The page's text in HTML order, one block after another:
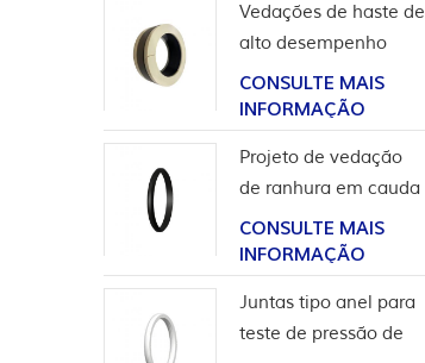
Vedações de haste de
alto desempenho
para aplicação em
hidrogênio
CONSULTE MAIS
INFORMAÇÃO
Projeto de vedação
de ranhura em cauda
de andorinha para
revestimento de
cabeça de poço
CONSULTE MAIS
INFORMAÇÃO
Juntas tipo anel para
teste de pressão de